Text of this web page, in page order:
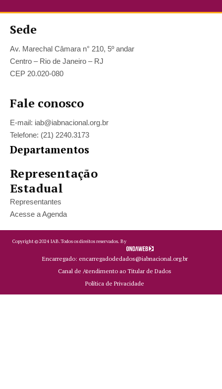
Sede
Av. Marechal Câmara n° 210, 5º andar
Centro – Rio de Janeiro – RJ
CEP 20.020-080
Fale conosco
E-mail: iab@iabnacional.org.br
Telefone: (21) 2240.3173
Departamentos
Representação
Estadual
Representantes
Acesse a Agenda
Copyright ©2024 IAB.Todos os direitos reservados. By
Encarregado: encarregadodedados@iabnacional.org.br
Canal de Atendimento ao Titular de Dados
Política de Privacidade